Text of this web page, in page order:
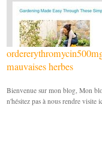
mauvaises herbes
Bienvenue sur mon blog, Mon
n'hésitez pas à nous rendre visite